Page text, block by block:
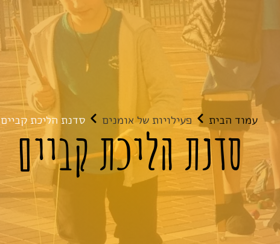
עמוד הבית פעילויות של אומנים סדנת הליכת קביים
סדנת הליכת קביים